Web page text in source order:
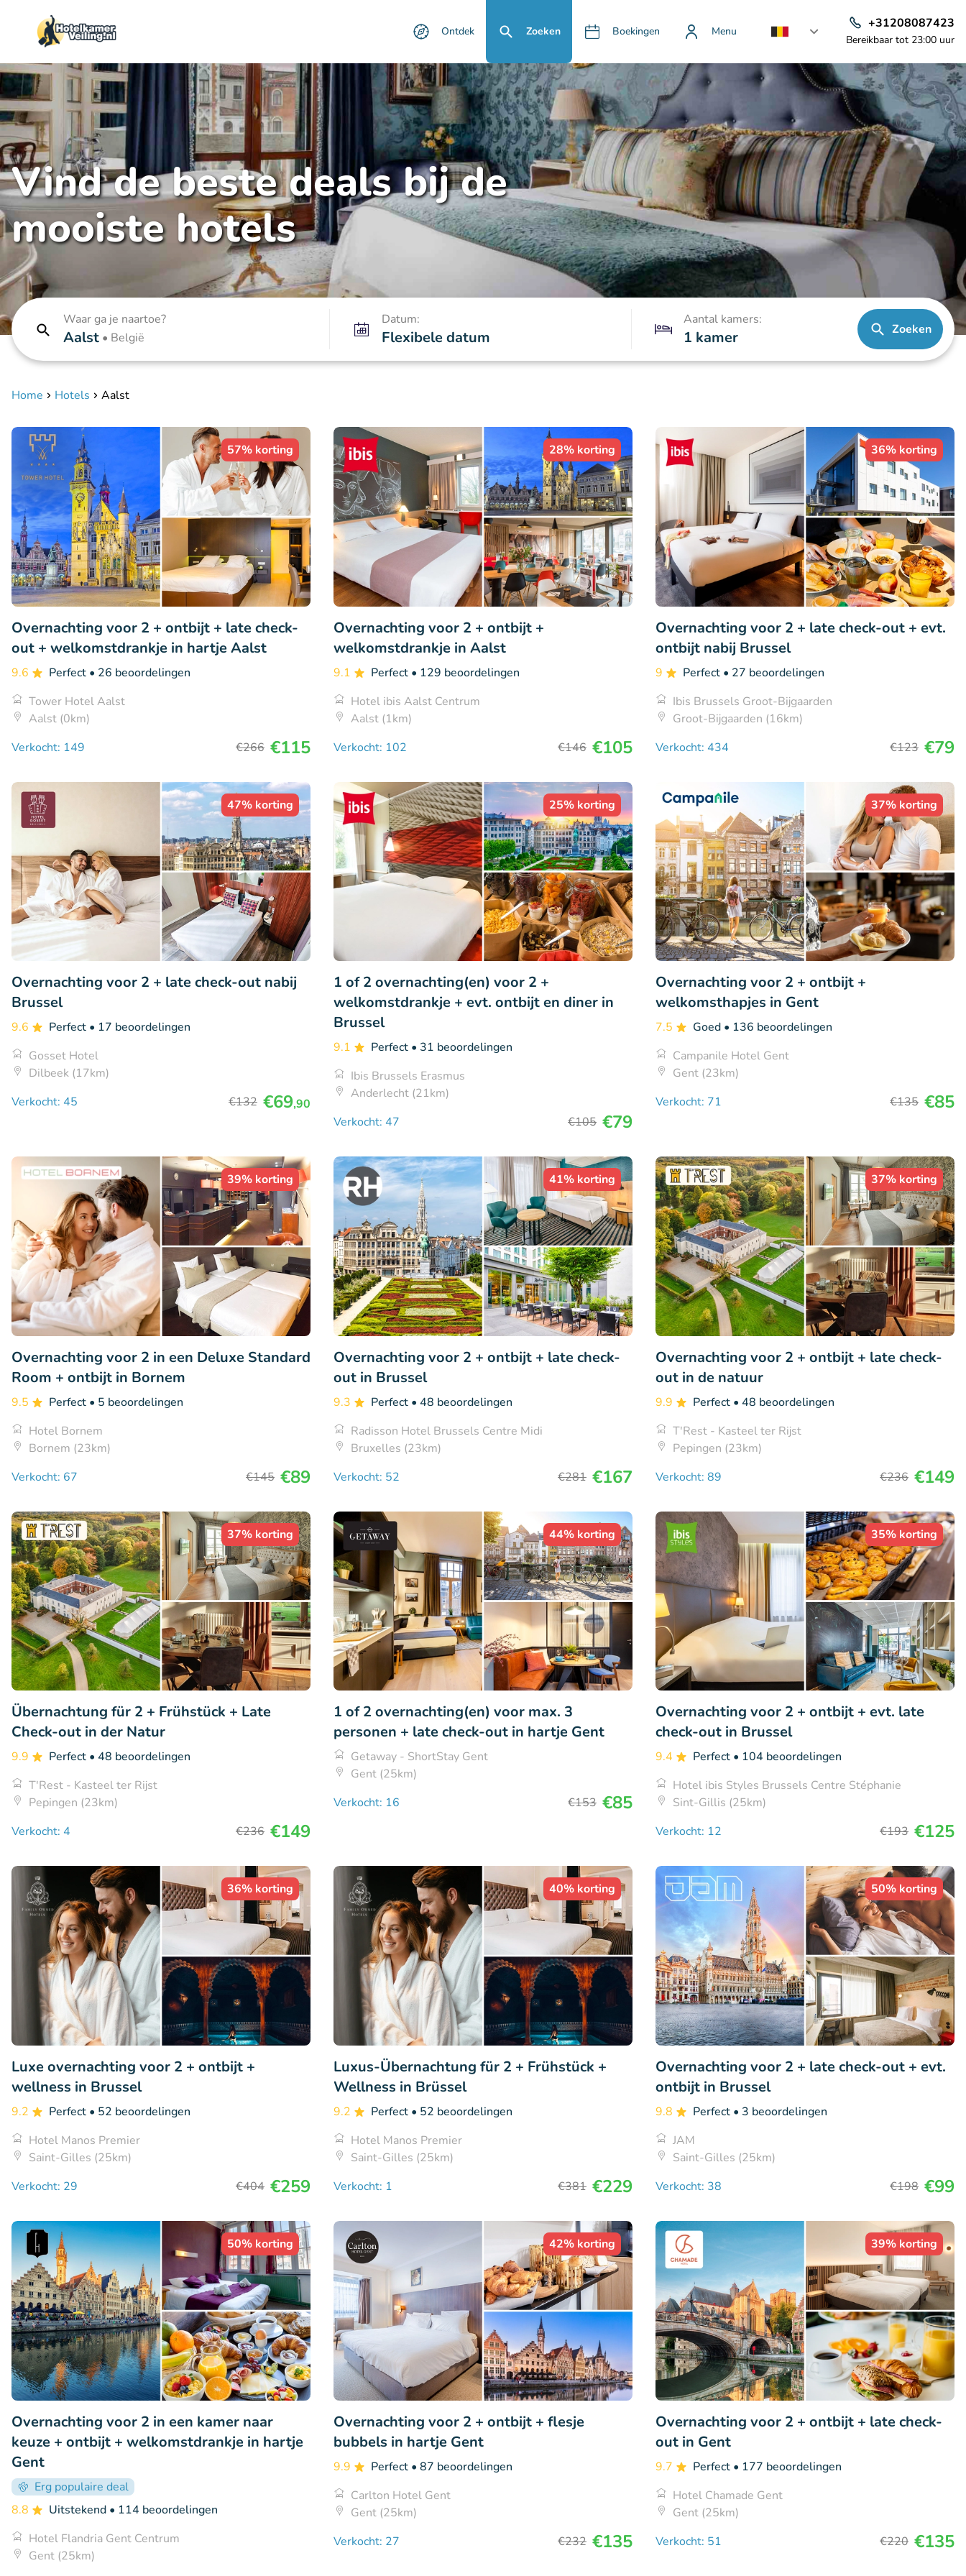
Ontdek Zoeken Boekingen Menu
+31208087423
Bereikbaar tot 23:00 uur
Vind de beste deals bij de
mooiste hotels
Waar ga je naartoe?
Aalst • België
Datum:
Flexibele datum
Aantal kamers:
1 kamer Zoeken
Home Hotels Aalst
57% korting
Overnachting voor 2 + ontbijt + late check-
out + welkomstdrankje in hartje Aalst
9.6 Perfect • 26 beoordelingen
Tower Hotel Aalst
Aalst (0km)
Verkocht: 149
€266 €115
28% korting
Overnachting voor 2 + ontbijt +
welkomstdrankje in Aalst
9.1 Perfect • 129 beoordelingen
Hotel ibis Aalst Centrum
Aalst (1km)
Verkocht: 102
€146 €105
36% korting
Overnachting voor 2 + late check-out + evt.
ontbijt nabij Brussel
9 Perfect • 27 beoordelingen
Ibis Brussels Groot-Bijgaarden
Groot-Bijgaarden (16km)
Verkocht: 434
€123 €79
47% korting
Overnachting voor 2 + late check-out nabij
Brussel
9.6 Perfect • 17 beoordelingen
Gosset Hotel
Dilbeek (17km)
Verkocht: 45
€132 €69,90
25% korting
1 of 2 overnachting(en) voor 2 +
welkomstdrankje + evt. ontbijt en diner in
Brussel
9.1 Perfect • 31 beoordelingen
Ibis Brussels Erasmus
Anderlecht (21km)
Verkocht: 47
€105 €79
37% korting
Overnachting voor 2 + ontbijt +
welkomsthapjes in Gent
7.5 Goed • 136 beoordelingen
Campanile Hotel Gent
Gent (23km)
Verkocht: 71
€135 €85
39% korting
Overnachting voor 2 in een Deluxe Standard
Room + ontbijt in Bornem
9.5 Perfect • 5 beoordelingen
Hotel Bornem
Bornem (23km)
Verkocht: 67
€145 €89
41% korting
Overnachting voor 2 + ontbijt + late check-
out in Brussel
9.3 Perfect • 48 beoordelingen
Radisson Hotel Brussels Centre Midi
Bruxelles (23km)
Verkocht: 52
€281 €167
37% korting
Overnachting voor 2 + ontbijt + late check-
out in de natuur
9.9 Perfect • 48 beoordelingen
T'Rest - Kasteel ter Rijst
Pepingen (23km)
Verkocht: 89
€236 €149
37% korting
Übernachtung für 2 + Frühstück + Late
Check-out in der Natur
9.9 Perfect • 48 beoordelingen
T'Rest - Kasteel ter Rijst
Pepingen (23km)
Verkocht: 4
€236 €149
44% korting
1 of 2 overnachting(en) voor max. 3
personen + late check-out in hartje Gent
Getaway - ShortStay Gent
Gent (25km)
Verkocht: 16
€153 €85
35% korting
Overnachting voor 2 + ontbijt + evt. late
check-out in Brussel
9.4 Perfect • 104 beoordelingen
Hotel ibis Styles Brussels Centre Stéphanie
Sint-Gillis (25km)
Verkocht: 12
€193 €125
36% korting
Luxe overnachting voor 2 + ontbijt +
wellness in Brussel
9.2 Perfect • 52 beoordelingen
Hotel Manos Premier
Saint-Gilles (25km)
Verkocht: 29
€404 €259
40% korting
Luxus-Übernachtung für 2 + Frühstück +
Wellness in Brüssel
9.2 Perfect • 52 beoordelingen
Hotel Manos Premier
Saint-Gilles (25km)
Verkocht: 1
€381 €229
50% korting
Overnachting voor 2 + late check-out + evt.
ontbijt in Brussel
9.8 Perfect • 3 beoordelingen
JAM
Saint-Gilles (25km)
Verkocht: 38
€198 €99
50% korting
Overnachting voor 2 in een kamer naar
keuze + ontbijt + welkomstdrankje in hartje
Gent
Erg populaire deal
8.8
Uitstekend • 114 beoordelingen
Hotel Flandria Gent Centrum
Gent (25km)
42% korting
Overnachting voor 2 + ontbijt + flesje
bubbels in hartje Gent
9.9 Perfect • 87 beoordelingen
Carlton Hotel Gent
Gent (25km)
Verkocht: 27
€232 €135
39% korting
Overnachting voor 2 + ontbijt + late check-
out in Gent
9.7 Perfect • 177 beoordelingen
Hotel Chamade Gent
Gent (25km)
Verkocht: 51
€220 €135